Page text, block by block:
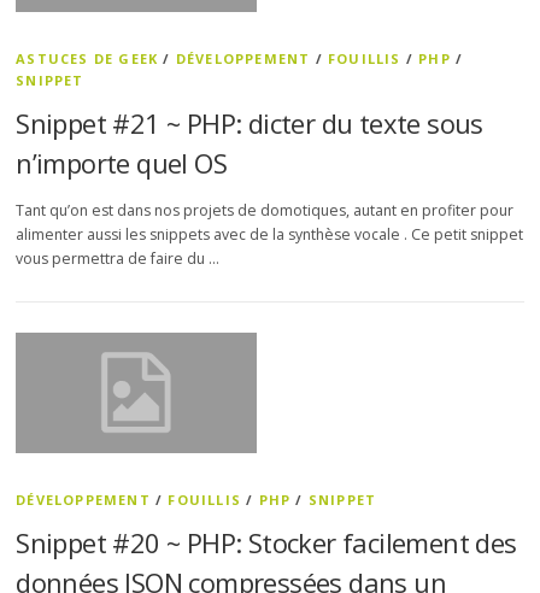
ASTUCES DE GEEK / DÉVELOPPEMENT / FOUILLIS / PHP /
SNIPPET
Snippet #21 ~ PHP: dicter du texte sous
n’importe quel OS
Tant qu’on est dans nos projets de domotiques, autant en profiter pour
alimenter aussi les snippets avec de la synthèse vocale . Ce petit snippet
vous permettra de faire du …
DÉVELOPPEMENT / FOUILLIS / PHP / SNIPPET
Snippet #20 ~ PHP: Stocker facilement des
données JSON compressées dans un